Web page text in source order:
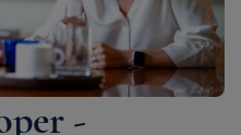
-